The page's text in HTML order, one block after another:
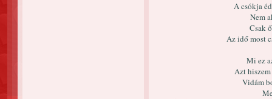
A csókja
Nem
Csak
Az idő most
Mi ez
Azt hiszem
Vidám